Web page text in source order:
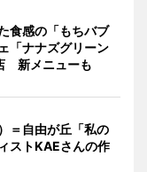
食感の「もちバブ
「ナナズグリーン
新メニューも
＝自由が丘「私の
ストKAEさんの作